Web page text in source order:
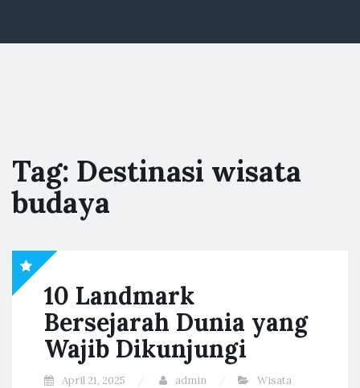
Tag: Destinasi wisata
budaya
10 Landmark
Bersejarah Dunia yang
Wajib Dikunjungi
April 21, 2025 admin Wisata